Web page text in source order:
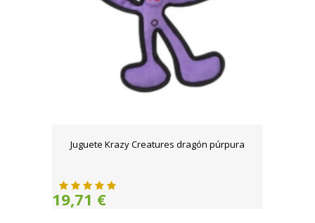
Juguete Krazy Creatures dragón púrpura
19,71 €